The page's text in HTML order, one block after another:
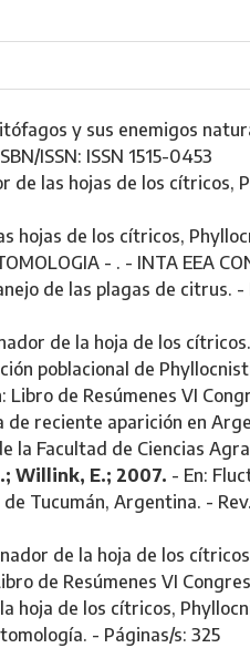
y sus enemigos
ISSN: ISSN 1515-0453
de las hojas de los cítricos,
hojas de los cítricos,
- . - INTA EEA
de las plagas de citrus. -
de la hoja de los
poblacional de
de Resúmenes VI
de reciente aparición en
la Facultad de Ciencias
Willink, E.; 2007. - En:
Tucumán, Argentina. -
de la hoja de los
de Resúmenes VI
hoja de los cítricos,
- Páginas/s: 325